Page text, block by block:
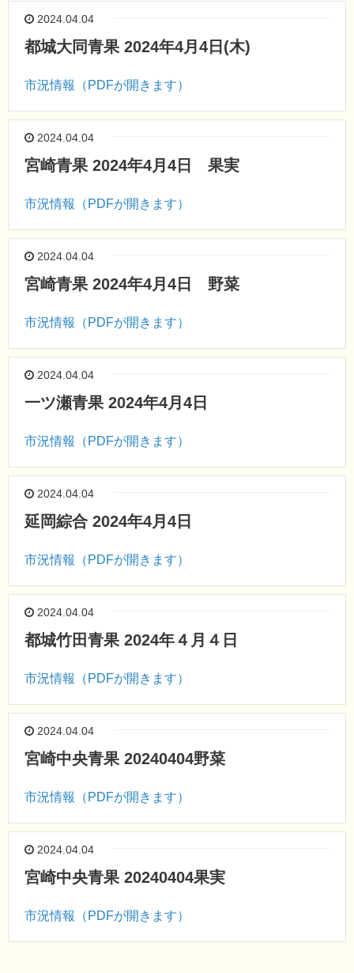
2024.04.04
都城大同青果 2024年4月4日(木)
市況情報（PDFが開きます）
2024.04.04
宮崎青果 2024年4月4日 果実
市況情報（PDFが開きます）
2024.04.04
宮崎青果 2024年4月4日 野菜
市況情報（PDFが開きます）
2024.04.04
一ツ瀬青果 2024年4月4日
市況情報（PDFが開きます）
2024.04.04
延岡綜合 2024年4月4日
市況情報（PDFが開きます）
2024.04.04
都城竹田青果 2024年４月４日
市況情報（PDFが開きます）
2024.04.04
宮崎中央青果 20240404野菜
市況情報（PDFが開きます）
2024.04.04
宮崎中央青果 20240404果実
市況情報（PDFが開きます）